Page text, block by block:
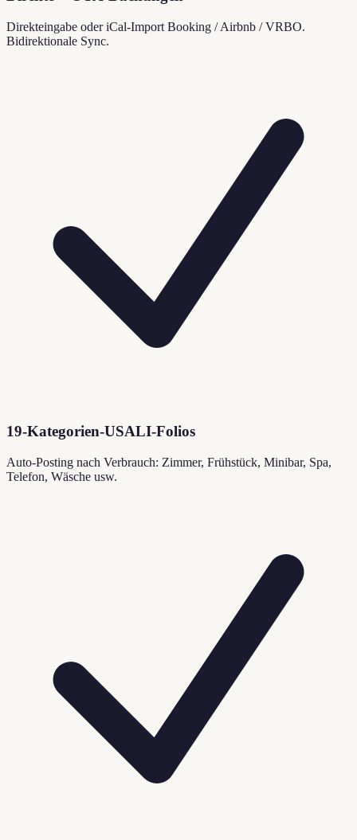
Direkteingabe oder iCal-Import Booking / Airbnb / VRBO.
Bidirektionale Sync.
19-Kategorien-USALI-Folios
Auto-Posting nach Verbrauch: Zimmer, Frühstück, Minibar, Spa,
Telefon, Wäsche usw.